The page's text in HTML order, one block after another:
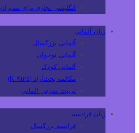
انگلیسی تجاری برای مدیران
زبان آلمانی
آلمانی بزرگسال
آلمانی نوجوان
آلمانی کودک
مکالمه بحث‌آزاد (K-Kurs)
تربیت مدرس آلمانی
زبان فرانسه
فرانسه بزرگسال